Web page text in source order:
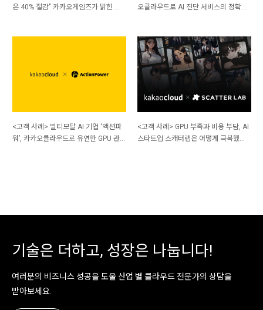
은 40% 절감" 카카오게임즈가 밝힌 클
오클라우드로 AI 진단 서비스의 정확도
<고객 사례> 멀티모달 AI 기업 ‘액션파
워’, 카카오클라우드로 유연한 GPU 관리
<고객 사례> GPU 부족과 비용 부담, AI
스타트업 스캐터랩은 어떻게 극복했을
기술은 더하고, 성장은 나눕니다!
여러분의 비즈니스 성공을 도울 산업 별 클라우드 전문가의 상담을
받아보세요.